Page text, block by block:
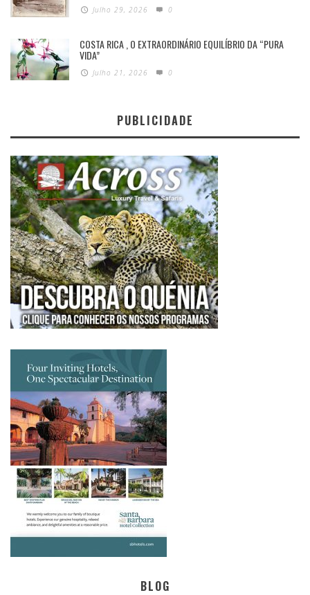
Julho 29, 2026 0
COSTA RICA , O EXTRAORDINÁRIO EQUILÍBRIO DA “PURA
VIDA”
Julho 21, 2026 0
PUBLICIDADE
BLOG